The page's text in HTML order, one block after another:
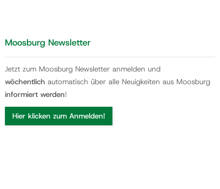
Moosburg Newsletter
Jetzt zum Moosburg Newsletter anmelden und
wöchentlich automatisch über alle Neuigkeiten aus Moosburg
informiert werden!
Hier klicken zum Anmelden!